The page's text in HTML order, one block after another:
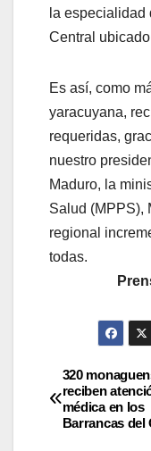
la especialidad
Central
Es así, como
yaracuyana,
requeridas,
nuestro
Maduro, la
Salud (MPPS),
regional
todas.
320
reciben
médica en los
Barrancas del